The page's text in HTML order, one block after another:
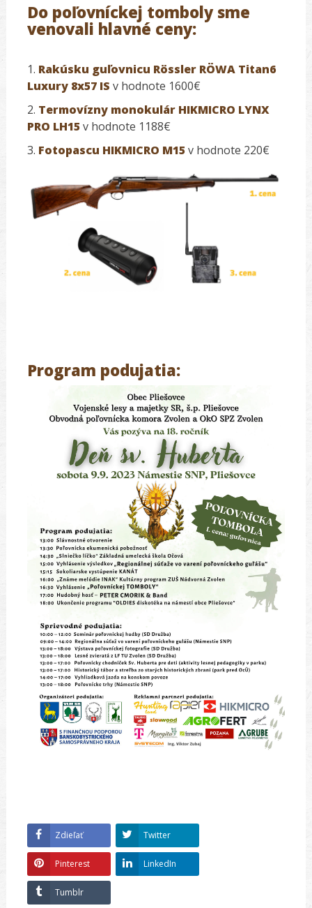
Do poľovníckej tomboly sme
venovali hlavné ceny:
1. Rakúsku guľovnicu Rössler RÖWA Titan6
Luxury 8x57 IS v hodnote 1600€
2. Termovízny monokulár HIKMICRO LYNX
PRO LH15 v hodnote 1188€
3. Fotopascu HIKMICRO M15 v hodnote 220€
Program podujatia:
Zdieľať Twitter
Pinterest LinkedIn
Tumblr